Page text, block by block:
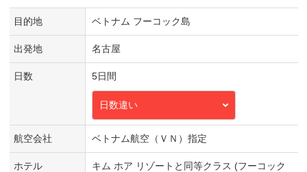
目的地 ベトナム フーコック島
出発地 名古屋
日数 5日間
日数違い
航空会社 ベトナム航空（ＶＮ）指定
ホテル
キム ホア リゾートと同等クラス (フーコック